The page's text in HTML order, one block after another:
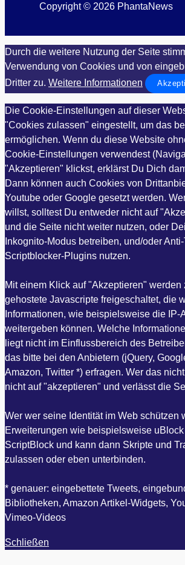
Copyright © 2026 PhantaNews
Durch die weitere Nutzung der Seite
Verwendung von Cookies und von
Dritter zu. Weitere Informationen
Die Cookie-Einstellungen auf dieser
"Cookies zulassen" eingestellt, um das
ermöglichen. Wenn du diese Website
Cookie-Einstellungen verwendest
"Akzeptieren" klickst, erklärst Du Dich
Dann können auch Cookies von
Youtube oder Google gesetzt werden.
willst, solltest Du entweder nicht auf
und die Seite nicht weiter nutzen, oder
Inkognito-Modus betreiben, und/oder
Scriptblocker-Plugins nutzen.
Mit einem Klick auf "Akzeptieren" werden
gehostete Javascripte freigeschaltet, die
Informationen, wie beispielsweise die IP-
weitergeben können. Welche
liegt nicht im Einflussbereich des
das bitte bei den Anbietern (jQuery,
Amazon, Twitter *) erfragen. Wer das
nicht auf "akzeptieren" und verlässt die
Wer wer seine Identität im Web schützen
Erweiterungen wie beispielsweise
ScriptBlock und kann dann Skripte und
zulassen oder eben unterbinden.
* genauer: eingebettete Tweets,
Bibliotheken, Amazon Artikel-Widgets,
Vimeo-Videos
Schließen